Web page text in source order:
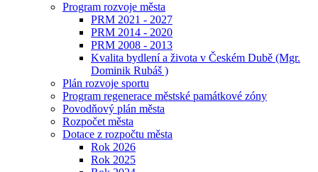
Program rozvoje města
PRM 2021 - 2027
PRM 2014 - 2020
PRM 2008 - 2013
Kvalita bydlení a života v Českém Dubě (Mgr.
Dominik Rubáš )
Plán rozvoje sportu
Program regenerace městské památkové zóny
Povodňový plán města
Rozpočet města
Dotace z rozpočtu města
Rok 2026
Rok 2025